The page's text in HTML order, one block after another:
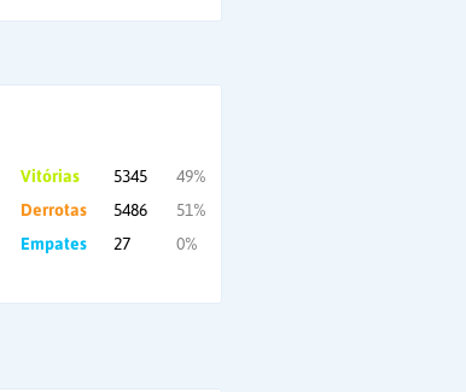
Vitórias 5345
49%
Derrotas
5486
51%
Empates
27 0%